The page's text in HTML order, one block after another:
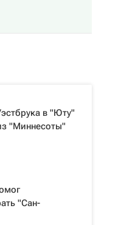
в "Юту"
"Миннесоты"
"Сан-